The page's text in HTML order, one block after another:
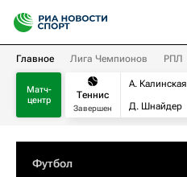
Главное Лига Чемпионов РПЛ
Матч-
центр
Теннис
Завершен
А. Калинская
Д. Шнайдер
Футбол